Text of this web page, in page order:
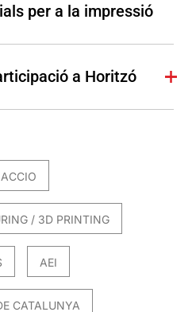
per a la impressió
a Horitzó
ACCIO
/ 3D PRINTING
AEI
CATALUNYA